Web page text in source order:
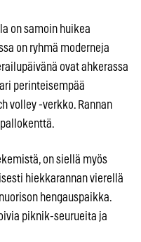
on samoin huikea
on ryhmä moderneja
ovat ahkerassa
perinteisempää
volley -verkko. Rannan
on siellä myös
hiekkarannan vierellä
hengauspaikka.
piknik-seurueita ja